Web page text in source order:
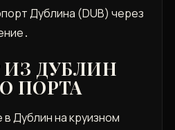
Дублина (DUB) через
ДУБЛИН
ПОРТА
Дублин на круизном